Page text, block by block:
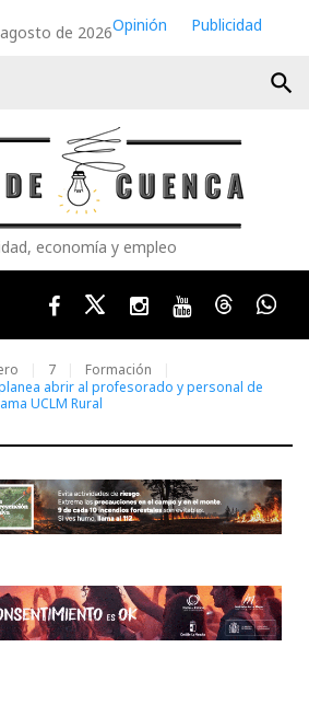
de 2026Opinión
Publicidad
search
economía y empleo
FacebookTwitterInstagram
YoutubeThreads
7
Formación
abrir al profesorado y personal de
UCLM Rural